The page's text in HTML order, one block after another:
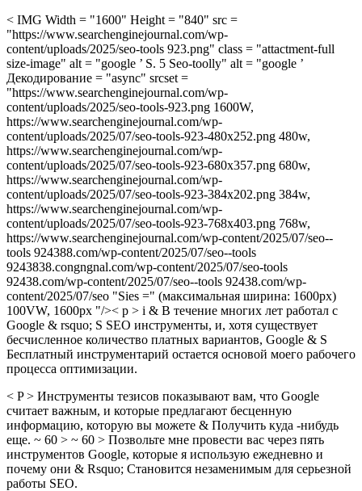
< IMG Width = "1600" Height = "840" src =
"https://www.searchenginejournal.com/wp-
content/uploads/2025/seo-tools 923.png" class = "attactment-full
size-image" alt = "google ’ S. 5 Seo-toolly" alt = "google ’
Декодирование = "async" srcset =
"https://www.searchenginejournal.com/wp-
content/uploads/2025/seo-tools-923.png 1600W,
https://www.searchenginejournal.com/wp-
content/uploads/2025/07/seo-tools-923-480x252.png 480w,
https://www.searchenginejournal.com/wp-
content/uploads/2025/07/seo-tools-923-680x357.png 680w,
https://www.searchenginejournal.com/wp-
content/uploads/2025/07/seo-tools-923-384x202.png 384w,
https://www.searchenginejournal.com/wp-
content/uploads/2025/07/seo-tools-923-768x403.png 768w,
https://www.searchenginejournal.com/wp-content/2025/07/seo--
tools 924388.com/wp-content/2025/07/seo--tools
9243838.congngnal.com/wp-content/2025/07/seo-tools
92438.com/wp-content/2025/07/seo--tools 92438.com/wp-
content/2025/07/seo "Sies =" (максимальная ширина: 1600px)
100VW, 1600px "/>< p > i & В течение многих лет работал с
Google & rsquo; S SEO инструменты, и, хотя существует
бесчисленное количество платных вариантов, Google & S
Бесплатный инструментарий остается основой моего рабочего
процесса оптимизации.
< P > Инструменты тезисов показывают вам, что Google
считает важным, и которые предлагают бесценную
информацию, которую вы можете & Получить куда -нибудь
еще. ~ 60 > ~ 60 > Позвольте мне провести вас через пять
инструментов Google, которые я использую ежедневно и
почему они & Rsquo; Становится незаменимым для серьезной
работы SEO.